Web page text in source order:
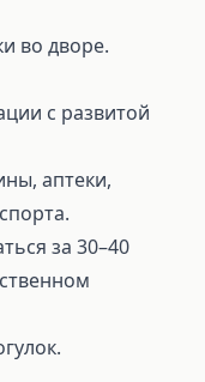
во дворе.
с развитой
аптеки,
за 30–40